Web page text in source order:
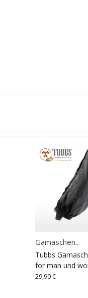
Gamaschen...
Tubbs
for man und
29,90 €